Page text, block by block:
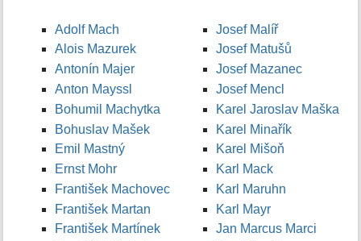
Adolf Mach
Alois Mazurek
Antonín Majer
Anton Mayssl
Bohumil Machytka
Bohuslav Mašek
Emil Mastný
Ernst Mohr
František Machovec
František Martan
František Martínek
Josef Malíř
Josef Matušů
Josef Mazanec
Josef Mencl
Karel Jaroslav Maška
Karel Minařík
Karel Mišoň
Karl Mack
Karl Maruhn
Karl Mayr
Jan Marcus Marci